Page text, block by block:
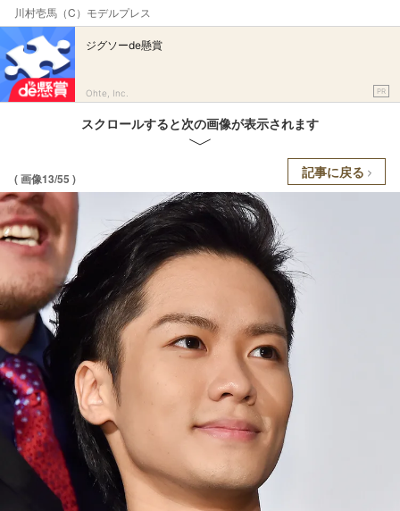
川村壱馬（C）モデルプレス
ジグソーde懸賞
Ohte, Inc. PR
スクロールすると次の画像が表示されます
( 画像13/55 ) 記事に戻る